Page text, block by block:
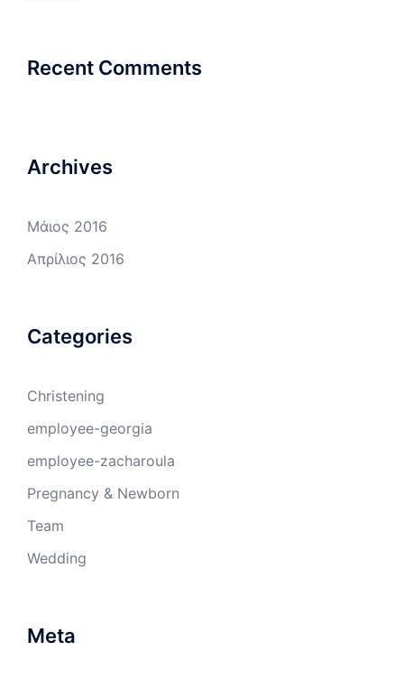
Recent Comments
Archives
Μάιος 2016
Απρίλιος 2016
Categories
Christening
employee-georgia
employee-zacharoula
Pregnancy & Newborn
Team
Wedding
Meta